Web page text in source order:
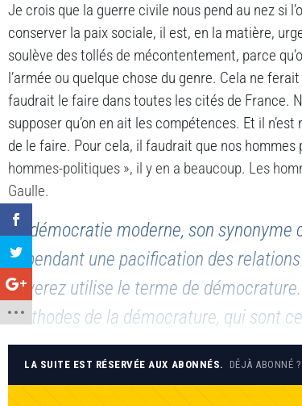
Je crois que la guerre civile nous pend au nez si
conserver la paix sociale, il est, en la matière,
soulève des tollés de mécontentement, parce
l’armée ou quelque chose du genre. Cela ne
faudrait le faire dans toutes les cités de France.
supposer qu’on en ait les compétences. Et il
de le faire. Pour cela, il faudrait que nos hommes
hommes-politiques », il y en a beaucoup. Les
Gaulle.
La démocratie moderne, son synonyme
cependant une pacification des
Baverez utilise le terme de
méthodes de la démocrature, qui sont
LA SUITE EST RÉSERVÉE AUX ABONNÉS. DÉJÀ ABONNÉ ?